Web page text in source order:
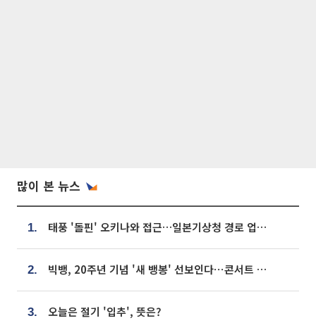
많이 본 뉴스
1. 태풍 '돌핀' 오키나와 접근…일본기상청 경로 업데이트
2. 빅뱅, 20주년 기념 '새 뱅봉' 선보인다⋯콘서트 앞두고 팝업 개최
3. 오늘은 절기 '입추', 뜻은?